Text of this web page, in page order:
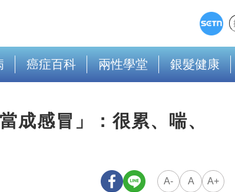
癌症百科 兩性學堂 銀髮健康
成感冒」：很累、喘、
A- A A+